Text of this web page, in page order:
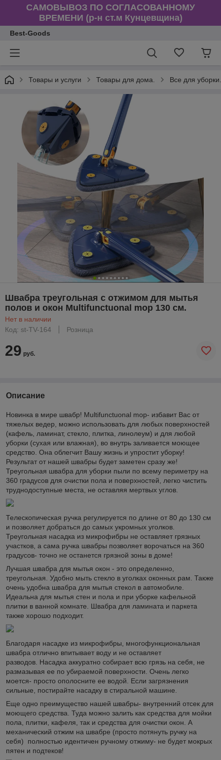
САМОВЫВОЗ ПО СОГЛАСОВАННОМУ
ВРЕМЕНИ (р-н ст.м Кунцевщина)
Best-Goods
Товары и услуги Товары для дома. Все для уборки.
Швабра треугольная c отжимом для мытья
полов и окон Multifunctuonal mop 130 см.
Нет в наличии
Код: st-TV-164
Розница
29 руб.
Описание
Новинка в мире швабр! Multifunctuonal mop- избавит Вас от
тяжелых ведер, можно использовать для любых поверхностей
(кафель, ламинат, стекло, плитка, линолеум) и для любой
уборки (сухая или влажная), во внутрь заливается моющее
средство. Она облегчит Вашу жизнь и упростит уборку!
Результат от нашей швабры будет заметен сразу же!
Треугольная швабра для уборки пыли по всему периметру на
360 градусов для очистки пола и поверхностей, легко чистить
труднодоступные места, не оставляя мертвых углов.
Телескопическая ручка регулируется по длине от 80 до 130 см
и позволяет добраться до самых укромных уголков.
Треугольная насадка из микрофибры не оставляет грязных
участков, а сама ручка швабры позволяет ворочаться на 360
градусов- точно не останется грязной зоны в доме!
Лучшая швабра для мытья окон - это определенно,
треугольная. Удобно мыть стекло в уголках оконных рам. Также
очень удобна швабра для мытья стекол в автомобиле.
Идеальна для мытья стен и пола и при уборке кафельной
плитки в ванной комнате. Швабра для ламината и паркета
также хорошо подходит.
Благодаря насадке из микрофибры, многофункциональная
швабра отлично впитывает воду и не оставляет
разводов. Насадка аккуратно собирает всю грязь на себя, не
размазывая ее по убираемой поверхности. Очень легко
моется- просто ополосните ее водой. Если загрязнения
сильные, постирайте насадку в стиральной машине.
Еще одно преимущество нашей швабры- внутренний отсек для
моющего средства. Туда можно залить как средства для мойки
пола, плитки, кафеля, так и средства для очистки окон. А
механический отжим на швабре (просто потянуть ручку на
себя) полностью идентичен ручному отжиму- не будет мокрых
пятен и подтеков!